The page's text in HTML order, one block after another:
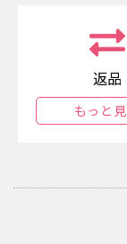
返品
もっと